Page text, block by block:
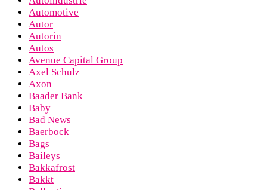
Automotive
Autor
Autorin
Autos
Avenue Capital Group
Axel Schulz
Axon
Baader Bank
Baby
Bad News
Baerbock
Bags
Baileys
Bakkafrost
Bakkt